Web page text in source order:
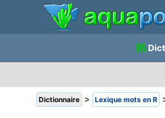
Dictionnaire > Lexique mots en R